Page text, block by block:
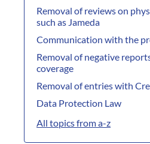
Removal of reviews on
such as Jameda
Communication with the
Removal of negative
coverage
Removal of entries with
Data Protection Law
All topics from a-z